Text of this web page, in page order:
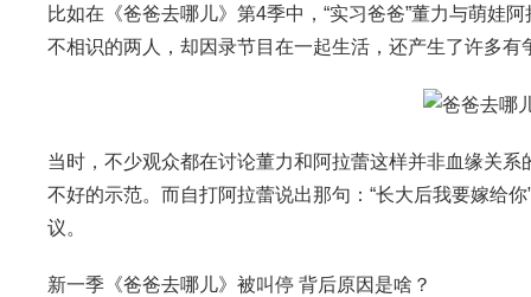
比如在《爸爸去哪儿》第4季中，“实习爸爸”董力与萌娃
不相识的两人，却因录节目在一起生活，还产生了许多有
当时，不少观众都在讨论董力和阿拉蕾这样并非血缘关
不好的示范。而自打阿拉蕾说出那句：“长大后我要嫁给
议。
新一季《爸爸去哪儿》被叫停 背后原因是啥？